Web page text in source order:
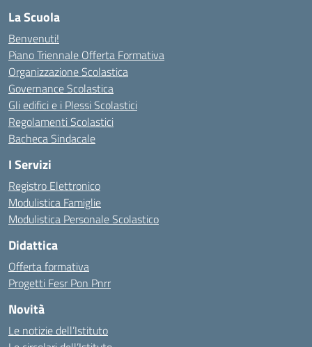
La Scuola
Benvenuti!
Piano Triennale Offerta Formativa
Organizzazione Scolastica
Governance Scolastica
Gli edifici e i Plessi Scolastici
Regolamenti Scolastici
Bacheca Sindacale
I Servizi
Registro Elettronico
Modulistica Famiglie
Modulistica Personale Scolastico
Didattica
Offerta formativa
Progetti Fesr Pon Pnrr
Novità
Le notizie dell’Istituto